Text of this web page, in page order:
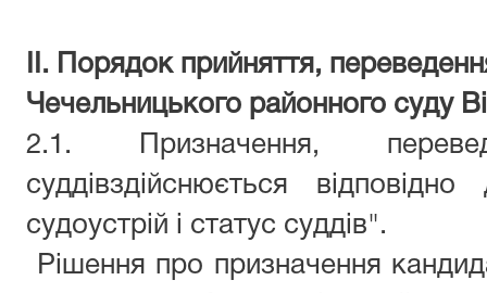
II. Порядок прийняття,
Чечельницького районного суду
2.1. Призначення,
суддівздійснюється
судоустрій і статус суддів".
Рішення про призначення